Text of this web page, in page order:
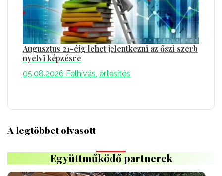
Augusztus 21-éig lehet jelentkezni az őszi szerb
nyelvi képzésre
05.08.2026 Felhívás, értesítés
A legtöbbet olvasott
Együttműködő partnerek